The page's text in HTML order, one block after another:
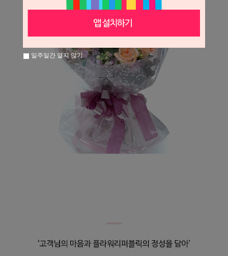
일주일간 열지 않기